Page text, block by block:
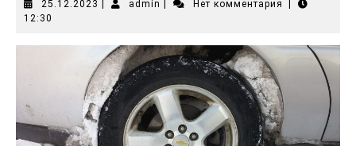
25.12.2023 admin Нет комментария
12:30